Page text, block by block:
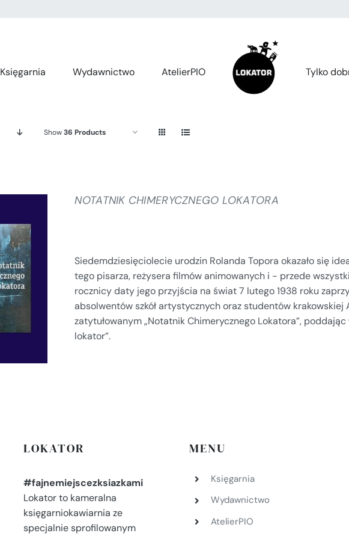
Księgarnia
Wydawnictwo AtelierPIO Tylko
Show36 Products
NOTATNIK CHIMERYCZNEGO LOKATORA
Siedemdziesięciolecie urodzin Rolanda Topora okazało się
tego pisarza, reżysera filmów animowanych i - przede
rocznicy daty jego przyjścia na świat 7 lutego 1938 roku
absolwentów szkół artystycznych oraz studentów
zatytułowanym „Notatnik Chimerycznego Lokatora”,
lokator”.
LOKATOR
#fajnemiejscezksiazkami
Lokator to kameralna
księgarniokawiarnia ze
specjalnie sprofilowanym
MENU
Księgarnia
Wydawnictwo
AtelierPIO